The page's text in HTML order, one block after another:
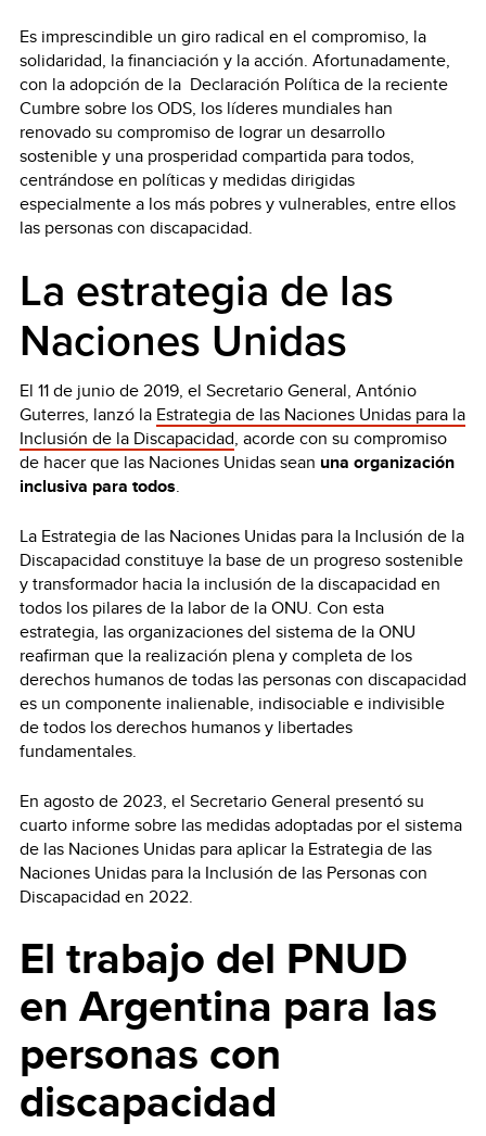
Es imprescindible un giro radical en el compromiso, la
solidaridad, la financiación y la acción. Afortunadamente,
con la adopción de la Declaración Política de la reciente
Cumbre sobre los ODS, los líderes mundiales han
renovado su compromiso de lograr un desarrollo
sostenible y una prosperidad compartida para todos,
centrándose en políticas y medidas dirigidas
especialmente a los más pobres y vulnerables, entre ellos
las personas con discapacidad.
La estrategia de las
Naciones Unidas
El 11 de junio de 2019, el Secretario General, António
Guterres, lanzó la Estrategia de las Naciones Unidas para la
Inclusión de la Discapacidad, acorde con su compromiso
de hacer que las Naciones Unidas sean una organización
inclusiva para todos.
La Estrategia de las Naciones Unidas para la Inclusión de la
Discapacidad constituye la base de un progreso sostenible
y transformador hacia la inclusión de la discapacidad en
todos los pilares de la labor de la ONU. Con esta
estrategia, las organizaciones del sistema de la ONU
reafirman que la realización plena y completa de los
derechos humanos de todas las personas con discapacidad
es un componente inalienable, indisociable e indivisible
de todos los derechos humanos y libertades
fundamentales.
En agosto de 2023, el Secretario General presentó su
cuarto informe sobre las medidas adoptadas por el sistema
de las Naciones Unidas para aplicar la Estrategia de las
Naciones Unidas para la Inclusión de las Personas con
Discapacidad en 2022.
El trabajo del PNUD
en Argentina para las
personas con
discapacidad